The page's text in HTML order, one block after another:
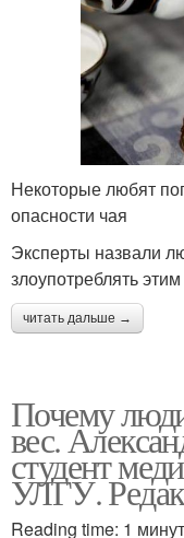
Некоторые любят
опасности чая
Эксперты назвали
злоупотреблять
читать дальше →
Почему
вес.
студент
УЛГУ.
Reading time: 1